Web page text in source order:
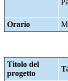
Orario
Titolo del
progetto